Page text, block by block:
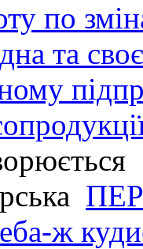
по
та
ж